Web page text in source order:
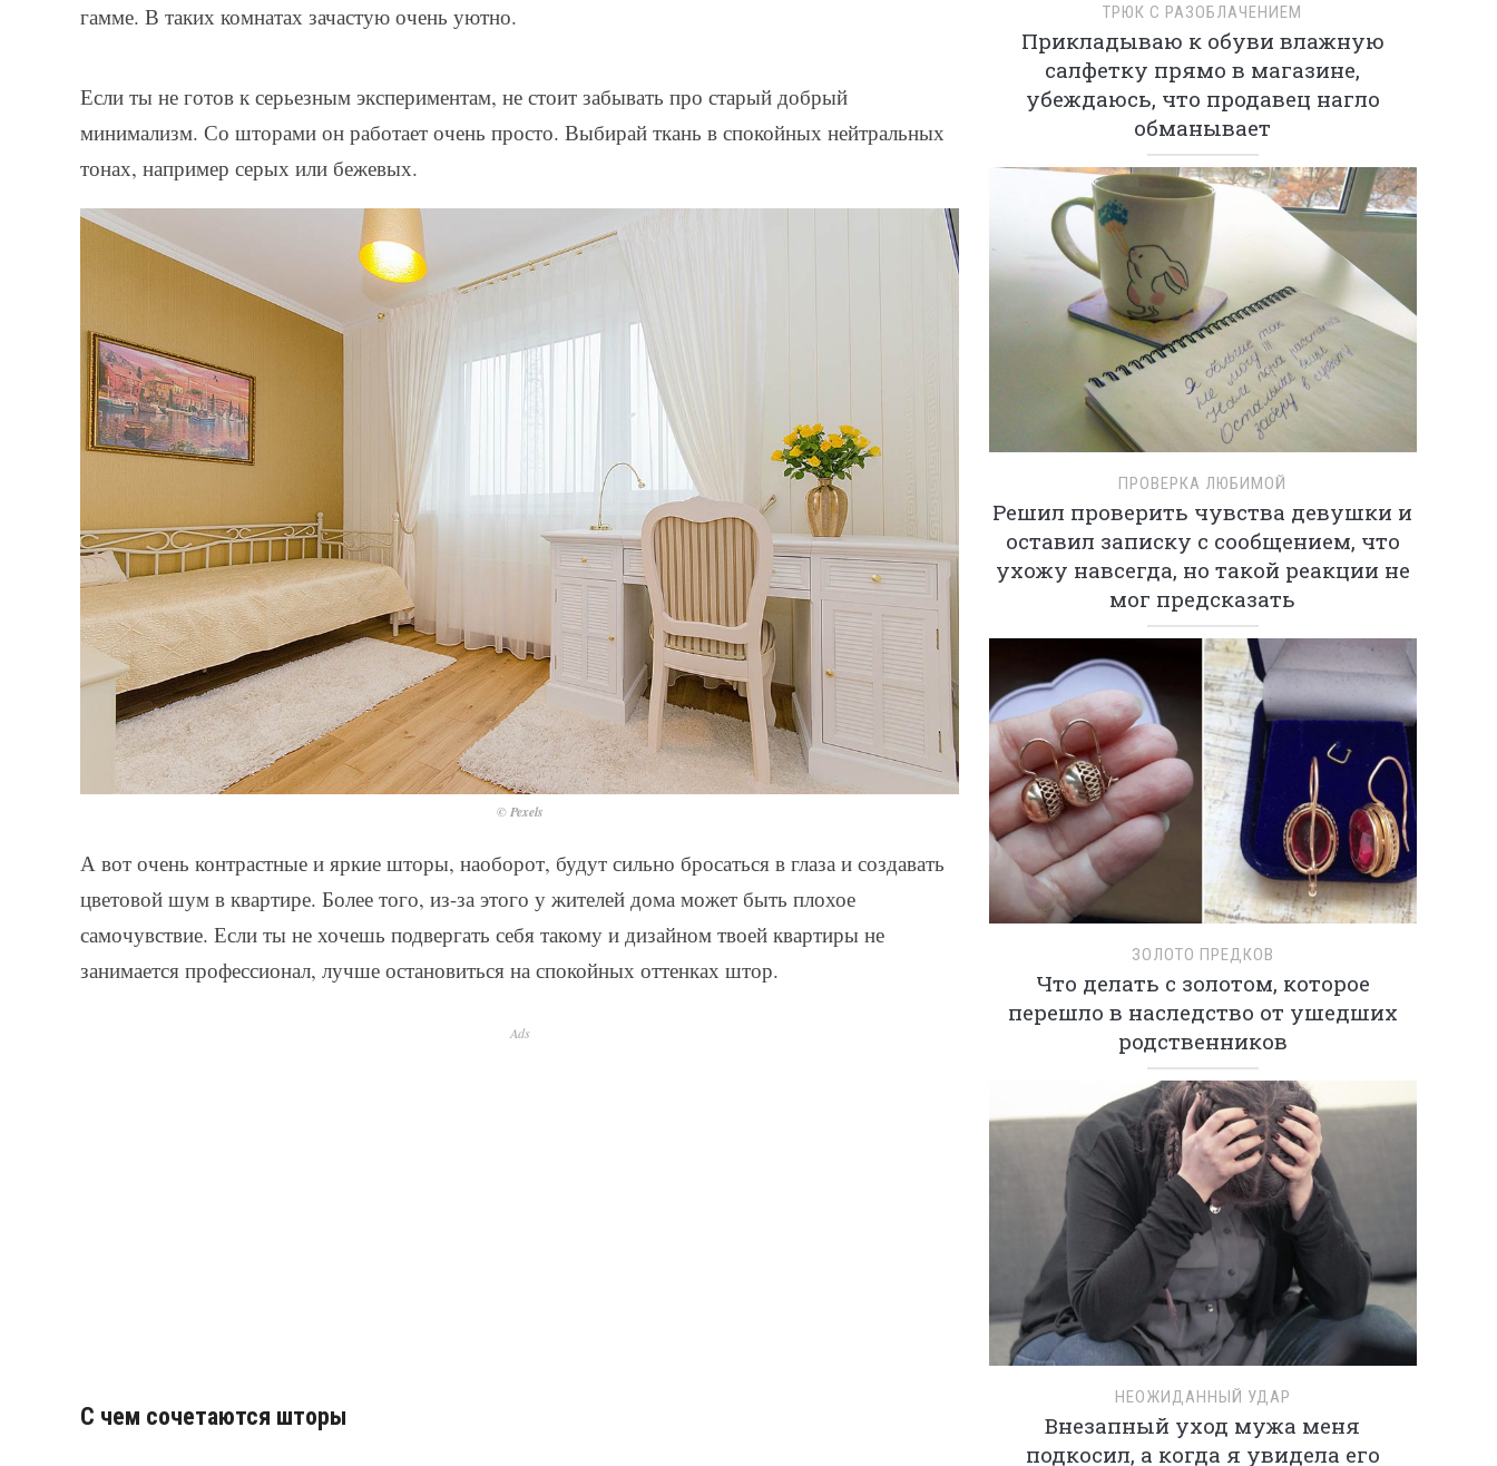
гамме. В таких комнатах зачастую очень уютно.
Если ты не готов к серьезным экспериментам, не стоит забывать про старый добрый
минимализм. Со шторами он работает очень просто. Выбирай ткань в спокойных нейтральных
тонах, например серых или бежевых.
© Pexels
А вот очень контрастные и яркие шторы, наоборот, будут сильно бросаться в глаза и создавать
цветовой шум в квартире. Более того, из-за этого у жителей дома может быть плохое
самочувствие. Если ты не хочешь подвергать себя такому и дизайном твоей квартиры не
занимается профессионал, лучше остановиться на спокойных оттенках штор.
Ads
С чем сочетаются шторы
ТРЮК С РАЗОБЛАЧЕНИЕМ
Прикладываю к обуви влажную
салфетку прямо в магазине,
убеждаюсь, что продавец нагло
обманывает
ПРОВЕРКА ЛЮБИМОЙ
Решил проверить чувства девушки и
оставил записку с сообщением, что
ухожу навсегда, но такой реакции не
мог предсказать
ЗОЛОТО ПРЕДКОВ
Что делать с золотом, которое
перешло в наследство от ушедших
родственников
НЕОЖИДАННЫЙ УДАР
Внезапный уход мужа меня
подкосил, а когда я увидела его